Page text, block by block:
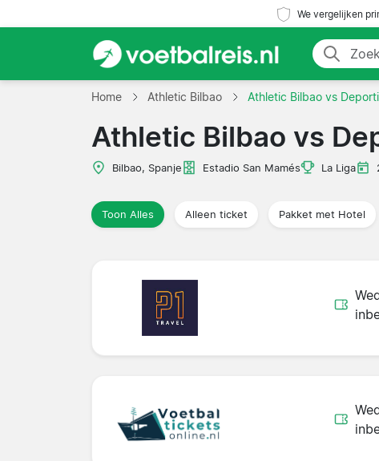
We vergelijken
Home Athletic Bilbao Athletic Bilbao vs
Athletic Bilbao vs
Bilbao, Spanje Estadio San Mamés La Liga
Toon Alles Alleen ticket Pakket met Hotel